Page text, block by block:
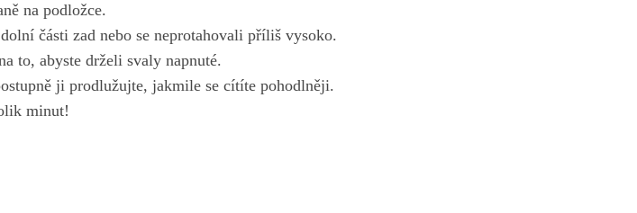
na podložce.
části zad nebo se neprotahovali příliš vysoko.
to, abyste drželi svaly napnuté.
ji prodlužujte, jakmile se ‍cítíte ⁣pohodlněji.
minut!